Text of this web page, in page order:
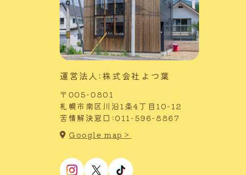
運営法人:株式会社よつ葉
〒005-0801
札幌市南区川沿1条4丁目10-12
苦情解決窓口:011-596-8867
Google map＞